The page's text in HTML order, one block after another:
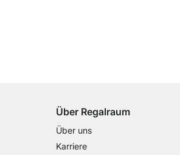
Über Regalraum
Über uns
Karriere